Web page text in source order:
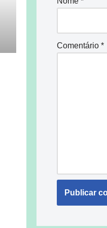
Comentário *